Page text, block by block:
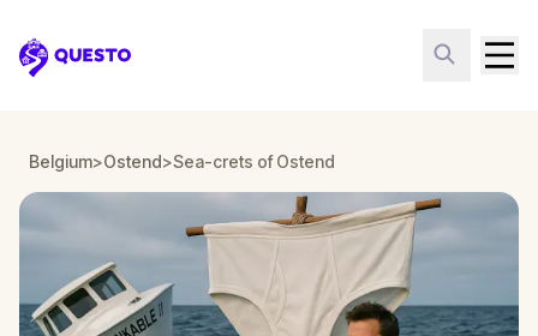
Questo
Belgium>Ostend>Sea-crets of Ostend